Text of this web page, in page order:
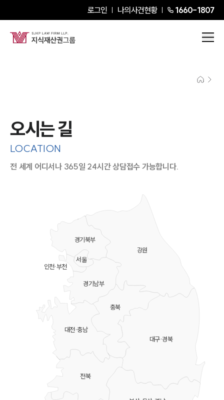
로그인 나의사건현황 1660-1807
오시는 길
LOCATION
전 세계 어디서나 365일 24시간 상담접수 가능합니다.
강원
충북
대전·충남
대구·경북
전북
경기북부
경기남부
서울
인천·부천